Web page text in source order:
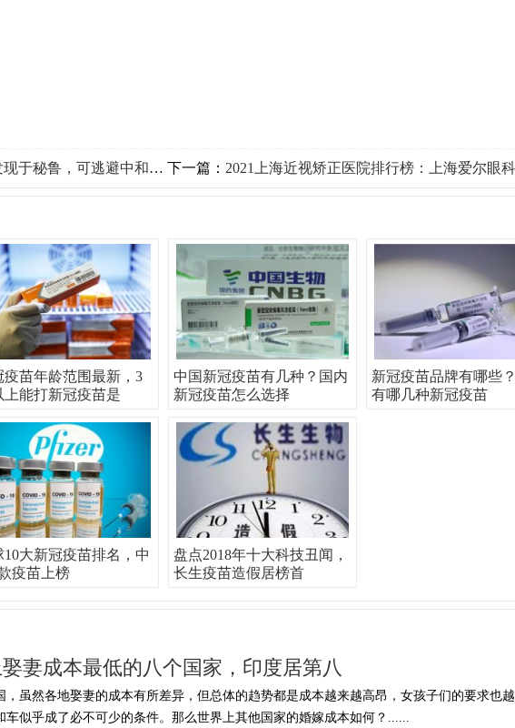
秘鲁，可逃避中和抗体 下一篇： 2021上海近视矫正医院排行榜：上海爱尔眼科医院
疫苗年龄范围最新，3
上能打新冠疫苗是
中国新冠疫苗有几种？国内
新冠疫苗怎么选择
新冠疫苗品牌有哪些
有哪几种新冠疫苗
10大新冠疫苗排名，中
疫苗上榜
盘点2018年十大科技丑闻，
长生疫苗造假居榜首
妻成本最低的八个国家，印度居第八
，虽然各地娶妻的成本有所差异，但总体的趋势都是成本越来越高昂，女孩子们的要求也
车似乎成了必不可少的条件。那么世界上其他国家的婚嫁成本如何？......